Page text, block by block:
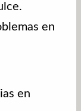
en
en